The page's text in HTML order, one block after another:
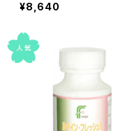
¥8,640